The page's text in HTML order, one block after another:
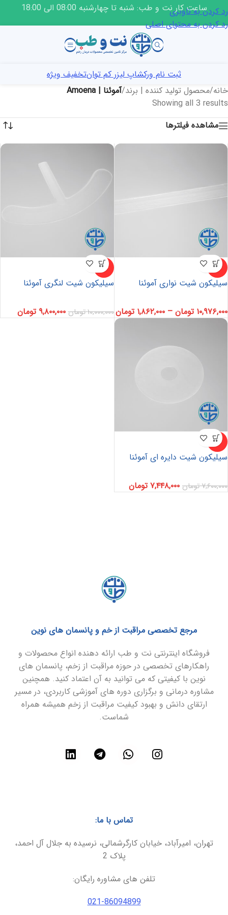
رد کردن به ناوبری
رد کردن به محتوای اصلی
ساعت کار نت و طب: شنبه تا چهارشنبه 08:00 الی 18:00
ثبت نام ورکشاپ لیزر کم توانتخفیف ویژه
خانه/محصول تولید کننده | برند/آموئنا | Amoena
Showing all 3 results
مشاهده فیلترها
-2%
سیلیکون شیت نواری آموئنا
۱۰,۹۷۶,۰۰۰ تومان – ۱,۸۶۲,۰۰۰ تومان
-2%
سیلیکون شیت لنگری آموئنا
۱۰,۰۰۰,۰۰۰تومان ۹,۸۰۰,۰۰۰ تومان
-2%
سیلیکون شیت دایره ای آموئنا
۷,۶۰۰,۰۰۰تومان ۷,۴۴۸,۰۰۰ تومان
مرجع تخصصی مراقبت از خم و پانسمان های نوین
فروشگاه اینترنتی نت و طب ارائه دهنده انواع محصولات و
راهکارهای تخصصی در حوزه مراقبت از زخم، پانسمان های
نوین با کیفیتی که می توانید به آن اعتماد کنید. همچنین
مشاوره درمانی و برگزاری دوره های آموزشی کاربردی، در مسیر
ارتقای دانش و بهبود کیفیت مراقبت از زخم همیشه همراه
شماست.
تماس با ما:
تهران، امیرآباد، خیابان کارگرشمالی، نرسیده به جلال آل احمد،
پلاک 2
تلفن های مشاوره رایگان:
021-86094899